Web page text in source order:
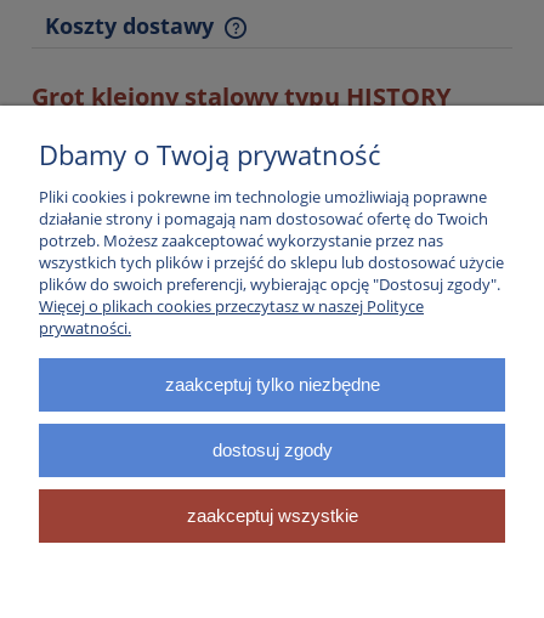
Koszty dostawy
Cena nie zawiera ewentualnych kosztów płatności
Grot klejony stalowy typu HISTORY
Grot naklejany (bez gwintu) na zatemperowany promień,
wykonany ze stali oksydowanej, w rozmiarze 5/16" i wadze 100
grainów.
Informacje
Sklep
pokaż pełną wersję strony
Sklep internetowy Shoper.pl
Dbamy o Twoją prywatność
Pliki cookies i pokrewne im technologie umożliwiają poprawne
działanie strony i pomagają nam dostosować ofertę do Twoich
potrzeb. Możesz zaakceptować wykorzystanie przez nas
wszystkich tych plików i przejść do sklepu lub dostosować użycie
plików do swoich preferencji, wybierając opcję "Dostosuj zgody".
Więcej o plikach cookies przeczytasz w naszej Polityce
prywatności.
zaakceptuj tylko niezbędne
dostosuj zgody
zaakceptuj wszystkie